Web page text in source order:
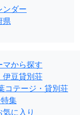
ンダー
県
マから探す
伊豆貸別荘
コテージ・貸別荘
集
気に入り